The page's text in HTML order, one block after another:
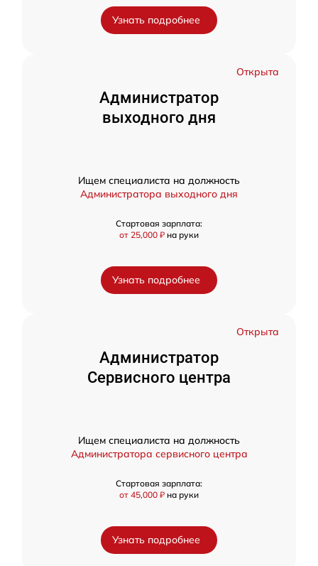
Узнать подробнее
Открыта
Администратор
выходного дня
Ищем специалиста на должность
Администратора выходного дня
Стартовая зарплата:
от 25,000 ₽ на руки
Узнать подробнее
Открыта
Администратор
Сервисного центра
Ищем специалиста на должность
Администратора сервисного центра
Стартовая зарплата:
от 45,000 ₽ на руки
Узнать подробнее